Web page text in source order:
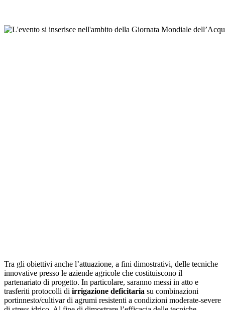
Tra gli obiettivi anche l’attuazione, a fini dimostrativi, delle tecniche
innovative presso le aziende agricole che costituiscono il
partenariato di progetto. In particolare, saranno messi in atto e
trasferiti protocolli di irrigazione deficitaria su combinazioni
portinnesto/cultivar di agrumi resistenti a condizioni moderate-severe